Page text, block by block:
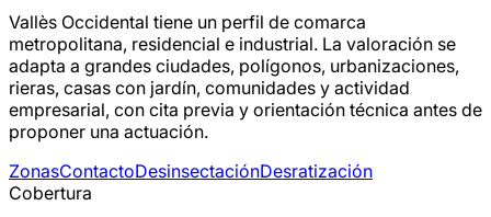
Vallès Occidental tiene un perfil de comarca
metropolitana, residencial e industrial. La valoración se
adapta a grandes ciudades, polígonos, urbanizaciones,
rieras, casas con jardín, comunidades y actividad
empresarial, con cita previa y orientación técnica antes de
proponer una actuación.
ZonasContactoDesinsectaciónDesratización
Cobertura